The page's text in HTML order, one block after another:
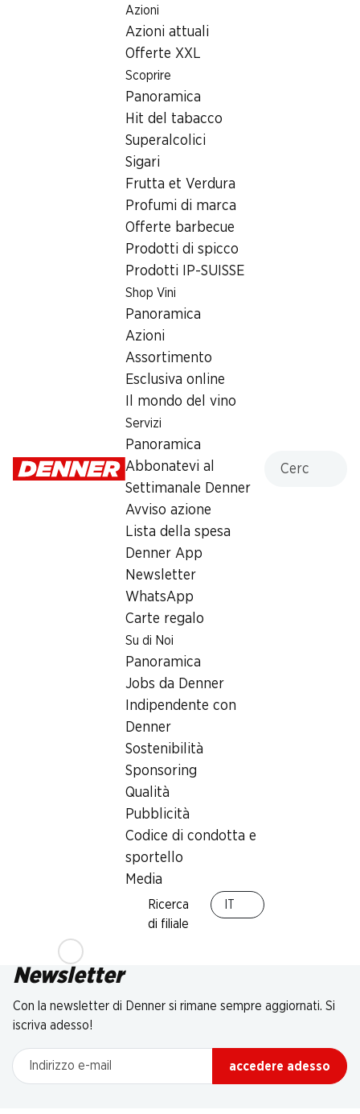
Azioni
Azioni attuali
Offerte XXL
Scoprire
Panoramica
Hit del tabacco
Superalcolici
Sigari
Frutta et Verdura
Profumi di marca
Offerte barbecue
Prodotti di spicco
Prodotti IP-SUISSE
Shop Vini
Panoramica
Azioni
Assortimento
Esclusiva online
Il mondo del vino
Servizi
Panoramica
Abbonatevi al
Settimanale Denner
Avviso azione
Lista della spesa
Denner App
Newsletter
WhatsApp
Carte regalo
Su di Noi
Panoramica
Jobs da Denner
Indipendente con
Denner
Sostenibilità
Sponsoring
Qualità
Pubblicità
Codice di condotta e
sportello
Media
Ricerca
di filiale
Ricerca di filiale
Filiale Denner Rte de Granges Saint-Martin 22, 1350 Orbe
1350 Orbe
Rte de Granges Saint-Martin 22, 1350 Orbe
Orari di apertura
07:30 - 20:00
Prelievo di contanti con Post-Card / M-
Newsletter
Con la newsletter di Denner si rimane sempre aggiornati. Si
iscriva adesso!
Indirizzo e-mail
accedere adesso